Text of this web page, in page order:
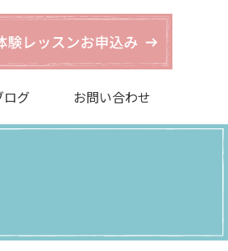
ログ お問い合わせ